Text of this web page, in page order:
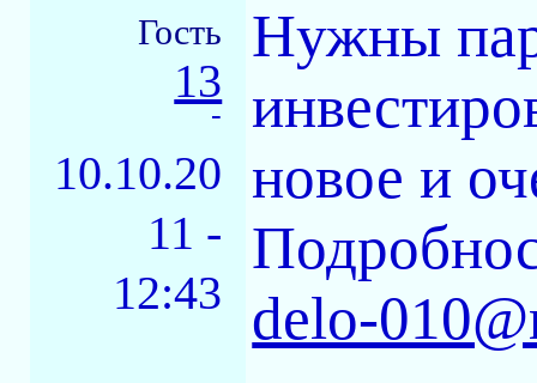
Гость
13
-
10.10.20
11 -
12:43
Нужны
новое и
delo-